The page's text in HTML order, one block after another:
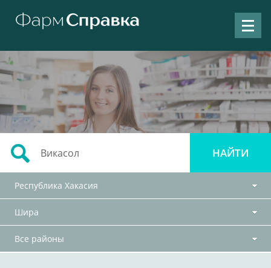
Республика Хакасия
Шира
Все районы